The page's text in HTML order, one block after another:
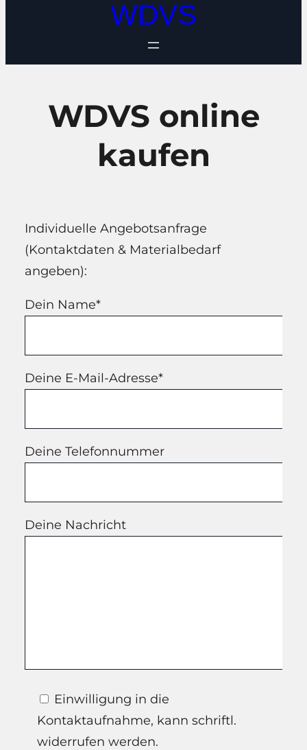
WDVS
WDVS online
kaufen
Individuelle Angebotsanfrage
(Kontaktdaten & Materialbedarf
angeben):
Dein Name*
Deine E-Mail-Adresse*
Deine Telefonnummer
Deine Nachricht
Einwilligung in die
Kontaktaufnahme, kann schriftl.
widerrufen werden.